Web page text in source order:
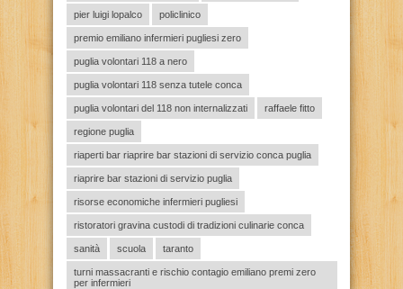
pier luigi lopalco policlinico
premio emiliano infermieri pugliesi zero
puglia volontari 118 a nero
puglia volontari 118 senza tutele conca
puglia volontari del 118 non internalizzati raffaele fitto
regione puglia
riaperti bar riaprire bar stazioni di servizio conca puglia
riaprire bar stazioni di servizio puglia
risorse economiche infermieri pugliesi
ristoratori gravina custodi di tradizioni culinarie conca
sanità scuola taranto
turni massacranti e rischio contagio emiliano premi zero
per infermieri